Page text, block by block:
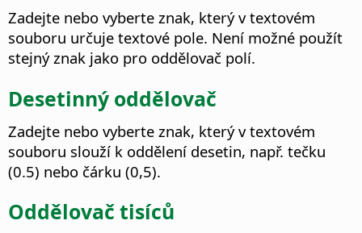
Zadejte nebo vyberte znak, který v textovém
souboru určuje textové pole. Není možné použít
stejný znak jako pro oddělovač polí.
Desetinný oddělovač
Zadejte nebo vyberte znak, který v textovém
souboru slouží k oddělení desetin, např. tečku
(0.5) nebo čárku (0,5).
Oddělovač tisíců